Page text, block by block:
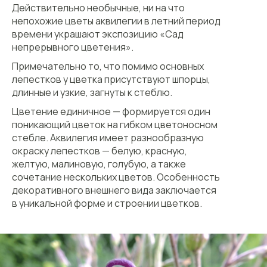
Действительно необычные, ни на что
непохожие цветы аквилегии в летний период
времени украшают экспозицию «Сад
непрерывного цветения».
Примечательно то, что помимо основных
лепестков у цветка присутствуют шпорцы,
длинные и узкие, загнуты к стеблю.
Цветение единичное — формируется один
поникающий цветок на гибком цветоносном
стебле. Аквилегия имеет разнообразную
окраску лепестков — белую, красную,
желтую, малиновую, голубую, а также
сочетание нескольких цветов. Особенность
декоративного внешнего вида заключается
в уникальной форме и строении цветков.